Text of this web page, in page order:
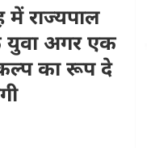
में राज्यपाल
युवा अगर एक
का रूप दे